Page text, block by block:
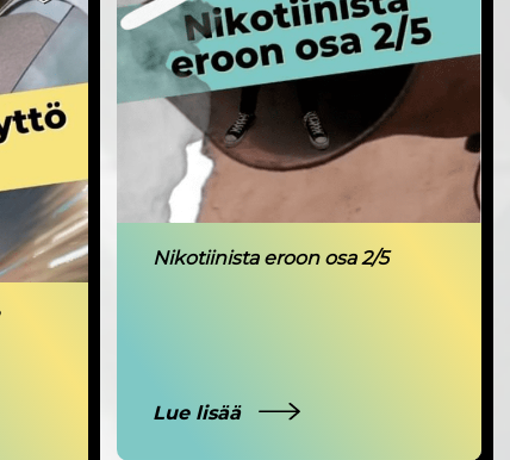
Nikotiinista eroon osa 2/5
Lue lisää